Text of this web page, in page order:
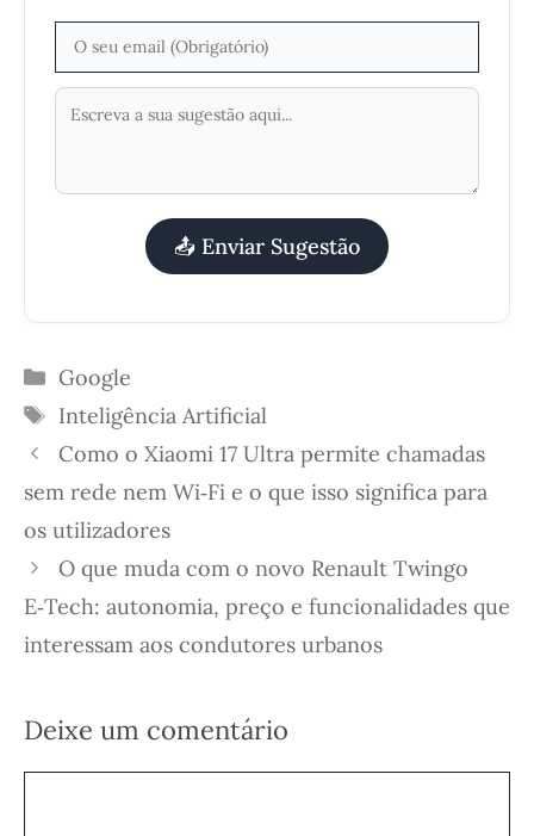
📤 Enviar Sugestão
Categorias
Google
Etiquetas
Inteligência Artificial
Como o Xiaomi 17 Ultra permite chamadas
sem rede nem Wi‑Fi e o que isso significa para
os utilizadores
O que muda com o novo Renault Twingo
E‑Tech: autonomia, preço e funcionalidades que
interessam aos condutores urbanos
Deixe um comentário